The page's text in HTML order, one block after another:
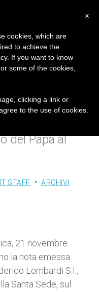
del
del Papa al
STAFF ARCHIVI
21 novembre
la nota emessa
Lombardi S.I.,
Santa Sede, sul
x
cookies, which are
to achieve the
If you want to know
some of the cookies,
clicking a link or
to the use of cookies.